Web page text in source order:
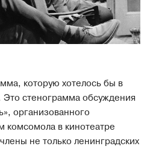
которую хотелось бы в
Это стенограмма обсуждения
организованного
комсомола в кинотеатре
не только ленинградских